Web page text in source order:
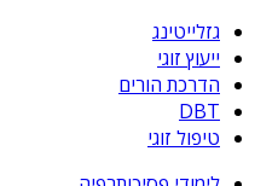
גזלייטינג
ייעוץ זוגי
הדרכת הורים
DBT
טיפול זוגי